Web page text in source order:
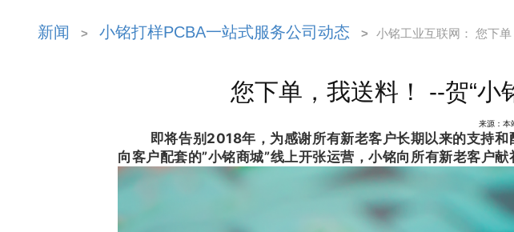
新闻 > 小铭打样PCBA一站式服务公司动态 > 小铭工业互联网： 您下
您下单，我送料！ --贺“小
来源：
即将告别2018年，为感谢所有新老客户长期以来的支持和
向客户配套的”小铭商城”线上开张运营，小铭向所有新老客户献